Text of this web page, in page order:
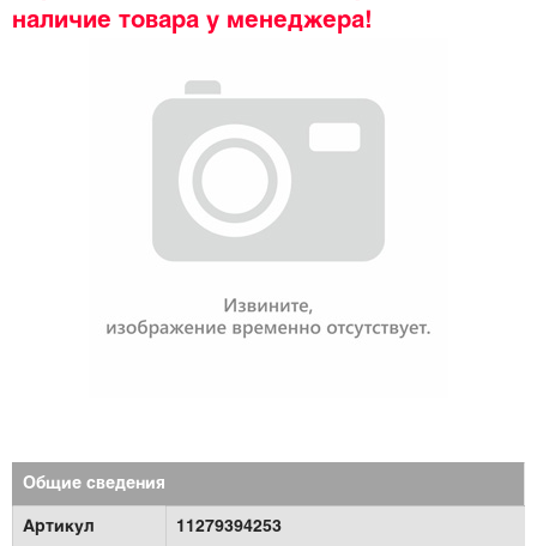
наличие товара у менеджера!
Общие сведения
Артикул 11279394253